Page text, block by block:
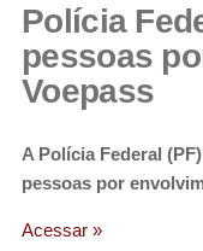
Polícia
pessoas
Voepass
A Polícia Federal
pessoas por
Acessar »